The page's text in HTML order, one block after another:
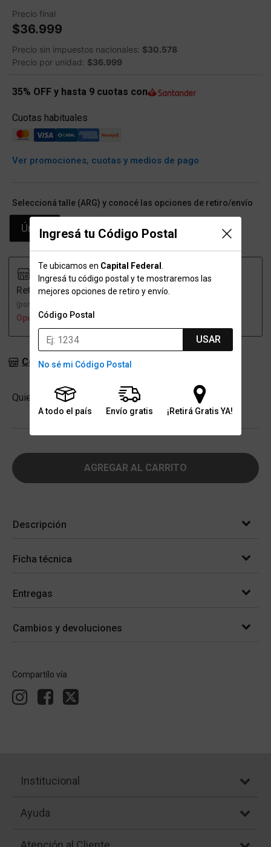
Ingresá tu Código Postal
Te ubicamos en Capital Federal
Ingresá tu código postal y te mostraremos las
mejores opciones de retiro y envío.
Código Postal
USAR
No sé mi Código Postal
A todo el país Envío gratis ¡Retirá Gratis YA!
Precio final
$36.999
Precio sin impuestos nacionales: $30.578
Precio por unidad: $36.999
35% OFF y hasta 9 cuotas con
Cuotas habituales
Ver promociones, cuotas y medios de pago
Seleccioná talle (ARG) y conocé las opciones de retiro/envío
Único
Retiro
(por una sucursal)
Opción no disponible
Envío
Consultar stock en sucursales
Quiero -
Cantidad
AGREGAR AL CARRITO
Descripción
Ficha técnica
Entregas
Cambios y devoluciones
Compartílo vía
Institucional
Ayuda